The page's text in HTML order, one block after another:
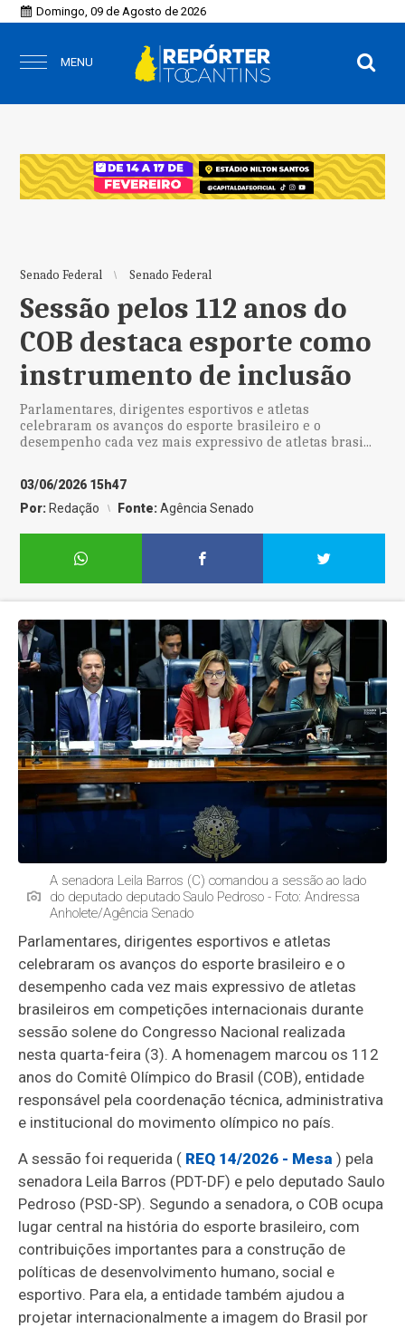
Domingo, 09 de Agosto de 2026
MENU
Senado Federal Senado Federal
Sessão pelos 112 anos do
COB destaca esporte como
instrumento de inclusão
Parlamentares, dirigentes esportivos e atletas
celebraram os avanços do esporte brasileiro e o
desempenho cada vez mais expressivo de atletas brasi...
03/06/2026 15h47
Por: Redação Fonte:Agência Senado
A senadora Leila Barros (C) comandou a sessão ao lado
do deputado deputado Saulo Pedroso - Foto: Andressa
Anholete/Agência Senado
Parlamentares, dirigentes esportivos e atletas
celebraram os avanços do esporte brasileiro e o
desempenho cada vez mais expressivo de atletas
brasileiros em competições internacionais durante
sessão solene do Congresso Nacional realizada
nesta quarta-feira (3). A homenagem marcou os 112
anos do Comitê Olímpico do Brasil (COB), entidade
responsável pela coordenação técnica, administrativa
e institucional do movimento olímpico no país.
A sessão foi requerida ( REQ 14/2026 - Mesa ) pela
senadora Leila Barros (PDT-DF) e pelo deputado Saulo
Pedroso (PSD-SP). Segundo a senadora, o COB ocupa
lugar central na história do esporte brasileiro, com
contribuições importantes para a construção de
políticas de desenvolvimento humano, social e
esportivo. Para ela, a entidade também ajudou a
projetar internacionalmente a imagem do Brasil por